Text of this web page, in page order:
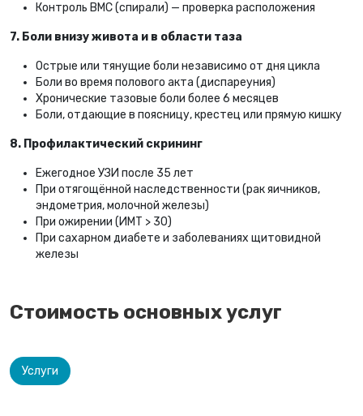
Контроль ВМС (спирали) — проверка расположения
7. Боли внизу живота и в области таза
Острые или тянущие боли независимо от дня цикла
Боли во время полового акта (диспареуния)
Хронические тазовые боли более 6 месяцев
Боли, отдающие в поясницу, крестец или прямую кишку
8. Профилактический скрининг
Ежегодное УЗИ после 35 лет
При отягощённой наследственности (рак яичников,
эндометрия, молочной железы)
При ожирении (ИМТ > 30)
При сахарном диабете и заболеваниях щитовидной
железы
Стоимость основных услуг
Услуги